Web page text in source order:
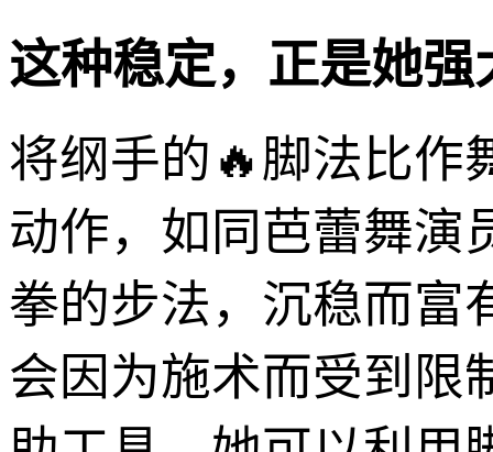
这种稳定，正是她
将纲手的🔥脚法比作
动作，如同芭蕾舞演
拳的步法，沉稳而富
会因为施术而受到限